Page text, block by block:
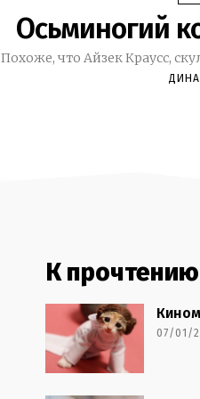
Осьминогий
Похоже, что Айзек Краусс,
К прочтению
07/01/